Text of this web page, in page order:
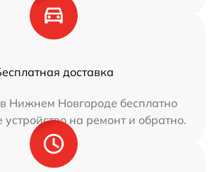
доставка
Нижнем Новгороде бесплатно
устройство на ремонт и обратно.